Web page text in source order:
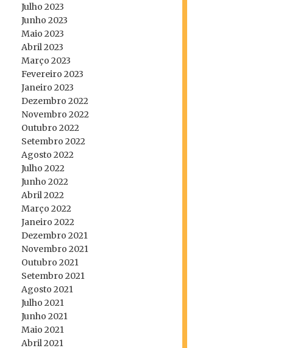
Julho 2023
Junho 2023
Maio 2023
Abril 2023
Março 2023
Fevereiro 2023
Janeiro 2023
Dezembro 2022
Novembro 2022
Outubro 2022
Setembro 2022
Agosto 2022
Julho 2022
Junho 2022
Abril 2022
Março 2022
Janeiro 2022
Dezembro 2021
Novembro 2021
Outubro 2021
Setembro 2021
Agosto 2021
Julho 2021
Junho 2021
Maio 2021
Abril 2021